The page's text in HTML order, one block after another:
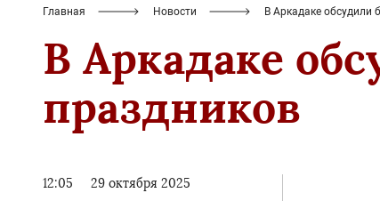
Главная Новости В Аркадаке обсудили
В Аркадаке
праздников
12:05 29 октября 2025